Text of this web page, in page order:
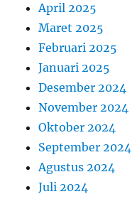
April 2025
Maret 2025
Februari 2025
Januari 2025
Desember 2024
November 2024
Oktober 2024
September 2024
Agustus 2024
Juli 2024